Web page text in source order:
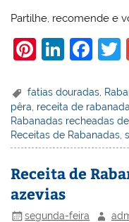
Partilhe, recomende e
Pi
er
e
st
Li
k
e
dI
n
F
c
e
b
o
k
fatias douradas
pêra receita de
Rabanadas recheadas
Receitas de Rabanadas ,
Receita de
azevias
segunda-feira